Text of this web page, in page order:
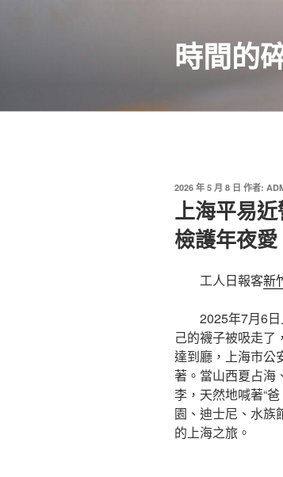
時間的
發
2026 年 5 月 8 日 作者:
上海平易
檢護年夜愛
工人日報客新
2025年7月6日
己的襪子被吸走了
達到廳，上海市公
著。當山西夏占海
李，天然地喊著“
園、迪士尼、水族
的上海之旅。